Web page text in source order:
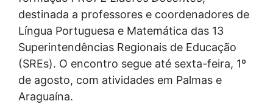
destinada a professores e coordenadores de
Língua Portuguesa e Matemática das 13
Superintendências Regionais de Educação
(SREs). O encontro segue até sexta-feira, 1º
de agosto, com atividades em Palmas e
Araguaína.